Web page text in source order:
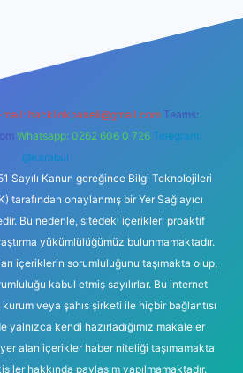
mail: backlinkpaneli@gmail.com Teams:
Whatsapp: 0262 606 0 726 Telegram:
@karabul
Sayılı Kanun gereğince Bilgi Teknolojileri
tarafından onaylanmış bir Yer Sağlayıcı
Bu nedenle, sitedeki içerikleri proaktif
yükümlülüğümüz bulunmamaktadır.
içeriklerin sorumluluğunu taşımakta olup,
kabul etmiş sayılırlar. Bu internet
veya şahıs şirketi ile hiçbir bağlantısı
yalnızca kendi hazırladığımız makaleler
alan içerikler haber niteliği taşımamakta
hakkında paylaşım yapılmamaktadır.